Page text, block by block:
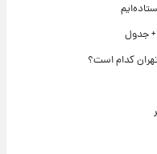
کدام است؟